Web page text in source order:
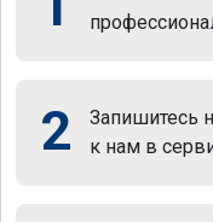
2
Запишитесь
к нам в